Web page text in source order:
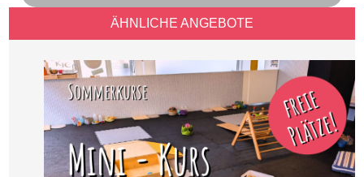
ÄHNLICHE ANGEBOTE